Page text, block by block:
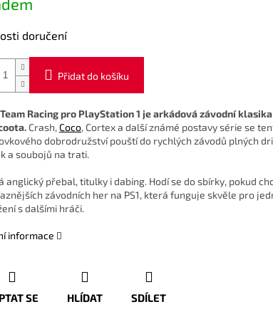
doručení
Přidat do košíku
Team Racing pro PlayStation 1 je arkádová závodní
Crash,Coco, Cortex a další známé postavy série se
dobrodružství pouští do rychlých závodů plných
a soubojů na trati.
anglický přebal, titulky i dabing. Hodí se do sbírky, pokud
závodních her na PS1, která funguje skvěle pro
s dalšími hráči.
informace
SE HLÍDAT SDÍLET